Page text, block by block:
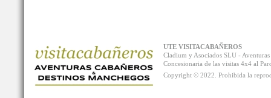
UTE VISITACABAÑEROS
Cladium y Asociados SLU -
Concesionaria de las visitas 4x4 al
Copyright © 2022. Prohibida la